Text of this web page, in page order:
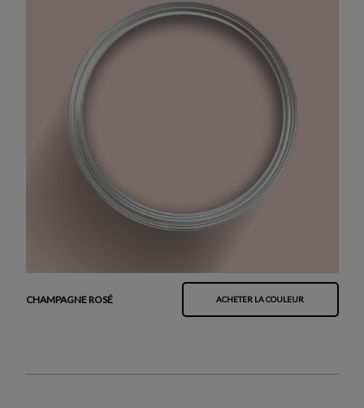
CHAMPAGNE ROSÉ ACHETER LA COULEUR